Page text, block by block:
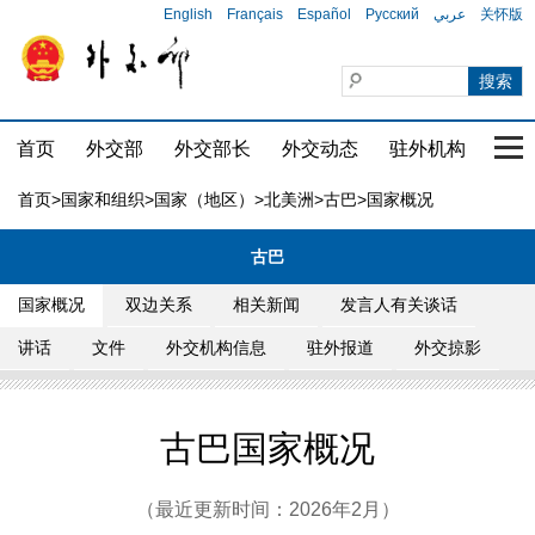
English Français Español Русский عربي 关怀版
首页 外交部 外交部长 外交动态 驻外机构 国
首页>国家和组织>国家（地区） >北美洲>古巴>国家概况
古巴
国家概况 双边关系 相关新闻 发言人有关谈话
讲话 文件 外交机构信息 驻外报道 外交掠影
古巴国家概况
（最近更新时间：2026年2月）